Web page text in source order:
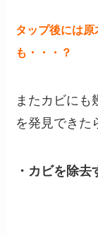
タップ後には
も・・・？
またカビにも
を発見できた
・カビを除